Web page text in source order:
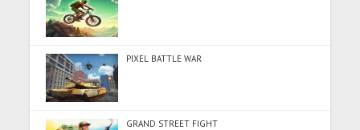
PIXEL BATTLE WAR
GRAND STREET FIGHT